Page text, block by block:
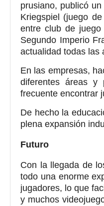
prusiano, publicó
Kriegspiel (juego
entre club de
Segundo Imperio
actualidad todas las
En las empresas,
diferentes áreas y
frecuente encontrar
De hecho la
plena expansión
Futuro
Con la llegada de
todo una enorme
jugadores, lo que
y muchos